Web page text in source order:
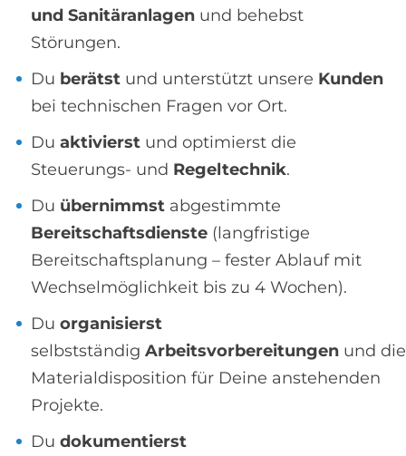
und Sanitäranlagen und behebst
Störungen.
Du berätst und unterstützt unsere Kunden
bei technischen Fragen vor Ort.
Du aktivierst und optimierst die
Steuerungs- und Regeltechnik.
Du übernimmst abgestimmte
Bereitschaftsdienste (langfristige
Bereitschaftsplanung – fester Ablauf mit
Wechselmöglichkeit bis zu 4 Wochen).
Du organisierst
selbstständig Arbeitsvorbereitungen und die
Materialdisposition für Deine anstehenden
Projekte.
Du dokumentierst